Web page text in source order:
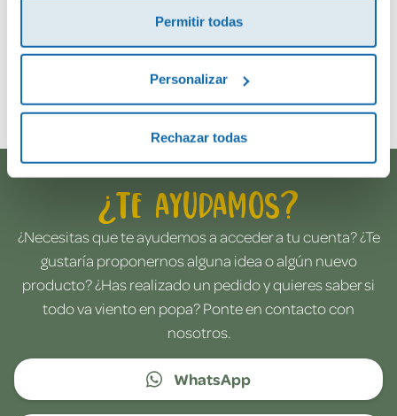
Permitir todas
Personalizar
Rechazar todas
Envía tu opinión
¿Te ayudamos?
¿Necesitas que te ayudemos a acceder a tu cuenta? ¿Te
gustaría proponernos alguna idea o algún nuevo
producto? ¿Has realizado un pedido y quieres saber si
todo va viento en popa? Ponte en contacto con
nosotros.
WhatsApp